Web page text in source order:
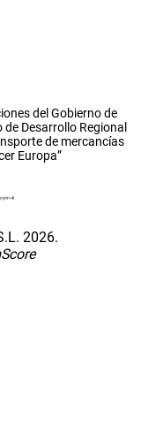
del Gobierno de
Desarrollo Regional
de mercancías
Europa”
2026.